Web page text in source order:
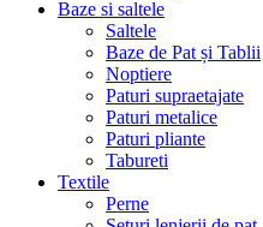
Baze si saltele
Saltele
Baze de Pat și Tablii
Noptiere
Paturi supraetajate
Paturi metalice
Paturi pliante
Tabureti
Textile
Perne